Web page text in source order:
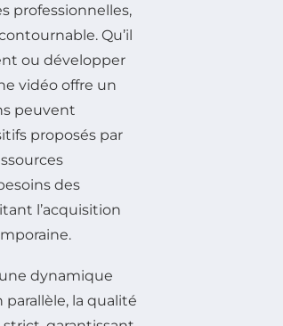
professionnelles,
Qu’il
ou développer
vidéo offre un
peuvent
proposés par
des
l’acquisition
dynamique
la qualité